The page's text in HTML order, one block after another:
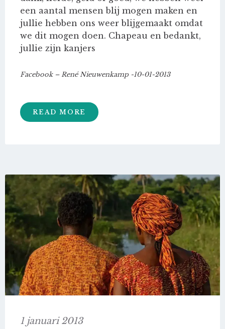
een aantal mensen blij mogen maken en
jullie hebben ons weer blijgemaakt omdat
we dit mogen doen. Chapeau en bedankt,
jullie zijn kanjers
Facebook – René Nieuwenkamp -10-01-2013
READ MORE
1 januari 2013